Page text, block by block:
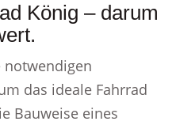
König – darum
notwendigen
das ideale Fahrrad
Bauweise eines